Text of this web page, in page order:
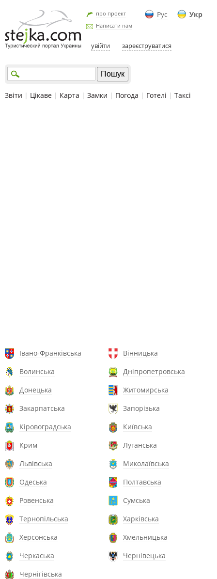
Рус Укр
про проект
Написати нам
увійти зареєструватися
Звіти | Цікаве | Карта | Замки | Погода | Готелі | Таксі
Івано-Франківська
Вінницька
Волинська
Дніпропетровська
Донецька
Житомирська
Закарпатська
Запорізька
Кіровоградська
Київська
Крим
Луганська
Львівська
Миколаївська
Одеська
Полтавська
Ровенська
Сумська
Тернопільська
Харківська
Херсонська
Хмельницька
Черкаська
Чернівецька
Чернігівська